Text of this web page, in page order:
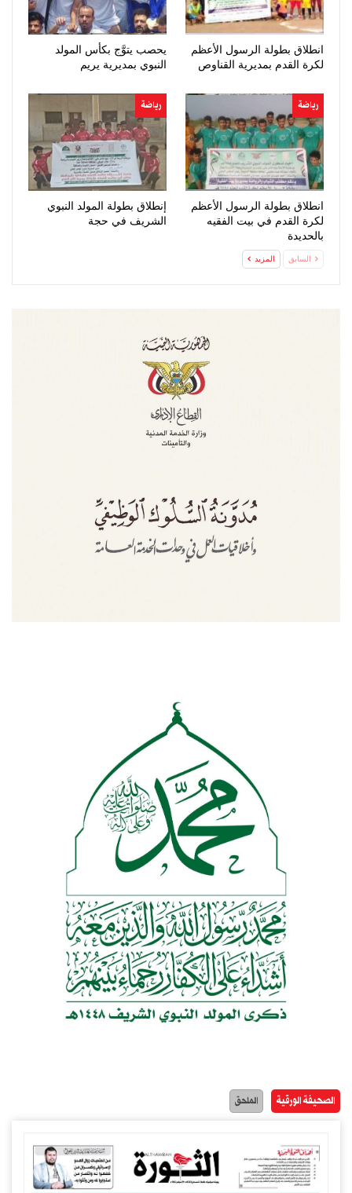
انطلاق بطولة الرسول الأعظم
لكرة القدم بمديرية القناوص
يحصب يتوَّج بكأس المولد
النبوي بمديرية يريم
رياضة
انطلاق بطولة الرسول الأعظم
لكرة القدم في بيت الفقيه
بالحديدة
رياضة
إنطلاق بطولة المولد النبوي
الشريف في حجة
السابق المزيد
الصحيفة الورقية الملحق